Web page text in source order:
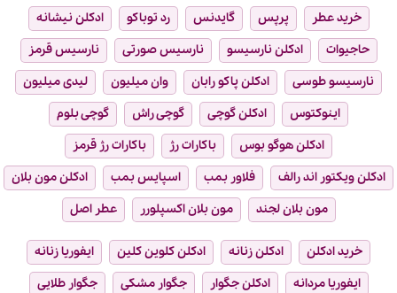
خرید عطر پرپس گایدنس رد توباکو
ادکلن نیشانه
حاجیوات
ادکلن نارسیسو نارسیس صورتی
نارسیس قرمز
نارسیسو طوسی
ادکلن پاکو رابان وان میلیون
لیدی میلیون
اینوکتوس
ادکلن گوچی گوچی راش
گوچی بلوم
ادکلن هوگو بوس
باکارات رژ
باکارات رژ قرمز
ادکلن ویکتور اند رالف
فلاور بمب اسپایس بمب
ادکلن مون بلان
مون بلان لجند
مون بلان اکسپلورر عطر اصل
خرید ادکلن ادکلن زنانه ادکلن کلوین کلین
ایفوریا زنانه
ایفوریا مردانه
ادکلن جگوار جگوار مشکی
جگوار طلایی